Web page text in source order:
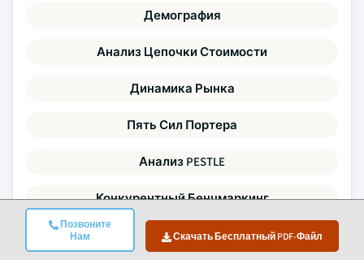
Позвоните
Нам
Скачать Бесплатный PDF-Файл
Демография
Анализ Цепочки Стоимости
Динамика Рынка
Пять Сил Портера
Анализ PESTLE
Конкурентный Бенчмаркинг
Анализ Разрыва Спроса И Предложения